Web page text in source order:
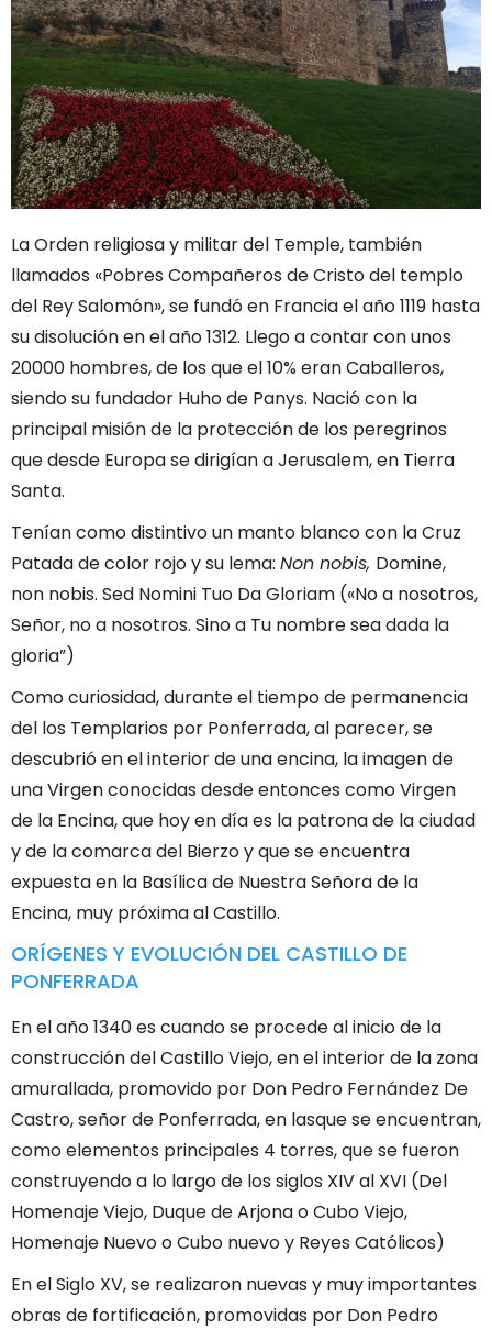
La Orden religiosa y militar del Temple, también
llamados «Pobres Compañeros de Cristo del templo
del Rey Salomón», se fundó en Francia el año 1119 hasta
su disolución en el año 1312. Llego a contar con unos
20000 hombres, de los que el 10% eran Caballeros,
siendo su fundador Huho de Panys. Nació con la
principal misión de la protección de los peregrinos
que desde Europa se dirigían a Jerusalem, en Tierra
Santa.
Tenían como distintivo un manto blanco con la Cruz
Patada de color rojo y su lema: Non nobis, Domine,
non nobis. Sed Nomini Tuo Da Gloriam («No a nosotros,
Señor, no a nosotros. Sino a Tu nombre sea dada la
gloria”)
Como curiosidad, durante el tiempo de permanencia
del los Templarios por Ponferrada, al parecer, se
descubrió en el interior de una encina, la imagen de
una Virgen conocidas desde entonces como Virgen
de la Encina, que hoy en día es la patrona de la ciudad
y de la comarca del Bierzo y que se encuentra
expuesta en la Basílica de Nuestra Señora de la
Encina, muy próxima al Castillo.
ORÍGENES Y EVOLUCIÓN DEL CASTILLO DE
PONFERRADA
En el año 1340 es cuando se procede al inicio de la
construcción del Castillo Viejo, en el interior de la zona
amurallada, promovido por Don Pedro Fernández De
Castro, señor de Ponferrada, en lasque se encuentran,
como elementos principales 4 torres, que se fueron
construyendo a lo largo de los siglos XIV al XVI (Del
Homenaje Viejo, Duque de Arjona o Cubo Viejo,
Homenaje Nuevo o Cubo nuevo y Reyes Católicos)
En el Siglo XV, se realizaron nuevas y muy importantes
obras de fortificación, promovidas por Don Pedro